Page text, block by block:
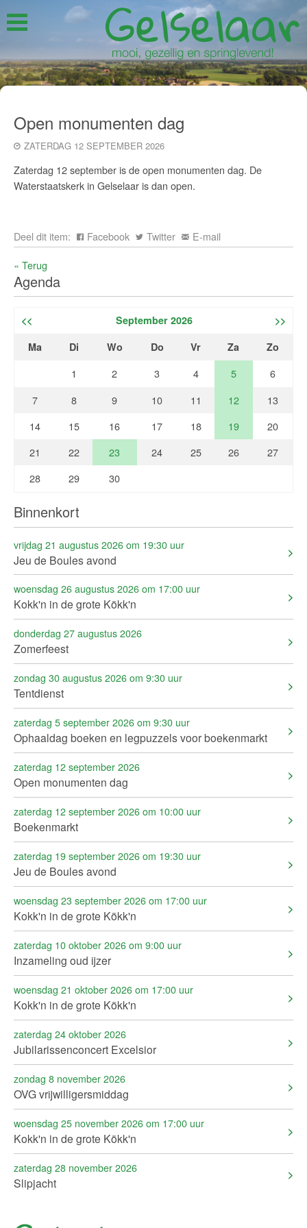
Open monumenten dag
ZATERDAG 12 SEPTEMBER 2026
Zaterdag 12 september is de open monumenten dag. De
Waterstaatskerk in Gelselaar is dan open.
Deel dit item: Facebook Twitter
E-mail
« Terug
Agenda
<< September 2026
>>
Ma
Di Wo Do Vr Za Zo
1 2 3 4 5
6
7
8 9 10 11 12
13
14
15 16 17 18 19
20
21
22 23 24 25 26
27
28
29 30
Binnenkort
vrijdag 21 augustus 2026 om 19:30 uur
Jeu de Boules avond
woensdag 26 augustus 2026 om 17:00 uur
Kokk'n in de grote Kökk'n
donderdag 27 augustus 2026
Zomerfeest
zondag 30 augustus 2026 om 9:30 uur
Tentdienst
zaterdag 5 september 2026 om 9:30 uur
Ophaaldag boeken en legpuzzels voor boekenmarkt
zaterdag 12 september 2026
Open monumenten dag
zaterdag 12 september 2026 om 10:00 uur
Boekenmarkt
zaterdag 19 september 2026 om 19:30 uur
Jeu de Boules avond
woensdag 23 september 2026 om 17:00 uur
Kokk'n in de grote Kökk'n
zaterdag 10 oktober 2026 om 9:00 uur
Inzameling oud ijzer
woensdag 21 oktober 2026 om 17:00 uur
Kokk'n in de grote Kökk'n
zaterdag 24 oktober 2026
Jubilarissenconcert Excelsior
zondag 8 november 2026
OVG vrijwilligersmiddag
woensdag 25 november 2026 om 17:00 uur
Kokk'n in de grote Kökk'n
zaterdag 28 november 2026
Slipjacht